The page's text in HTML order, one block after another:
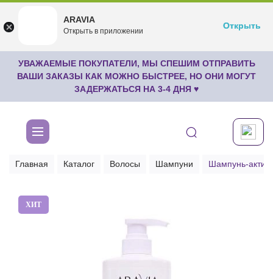
undefined
Бесплатноru.aravia.new
Открыть
УВАЖАЕМЫЕ ПОКУПАТЕЛИ, МЫ СПЕШИМ ОТПРАВИТЬ
ВАШИ ЗАКАЗЫ КАК МОЖНО БЫСТРЕЕ, НО ОНИ МОГУТ
ЗАДЕРЖАТЬСЯ НА 3-4 ДНЯ ♥
Главная Каталог Волосы Шампуни Шампунь-
ХИТ
ARAVIA
Открыть в приложении
Открыть